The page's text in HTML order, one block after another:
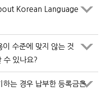
Korean Language
이 수준에 맞지 않는 것
수 있나요?
하는 경우 납부한 등록금은